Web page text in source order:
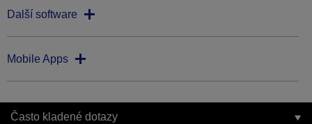
Další software
Mobile Apps
Často kladené dotazy